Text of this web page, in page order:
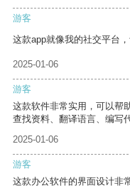
游客
这款app就像我的社交平台
2025-01-06
游客
这款软件非常实用，可以帮
查找资料、翻译语言、编写
2025-01-06
游客
这款办公软件的界面设计非